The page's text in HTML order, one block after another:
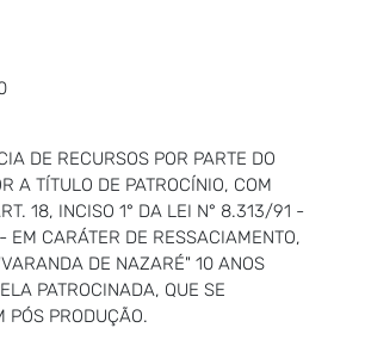
DE RECURSOS POR PARTE DO
A TÍTULO DE PATROCÍNIO, COM
18, INCISO 1° DA LEI N° 8.313/91 -
EM CARÁTER DE RESSACIAMENTO,
DE NAZARÉ" 10 ANOS
PATROCINADA, QUE SE
PÓS PRODUÇÃO.